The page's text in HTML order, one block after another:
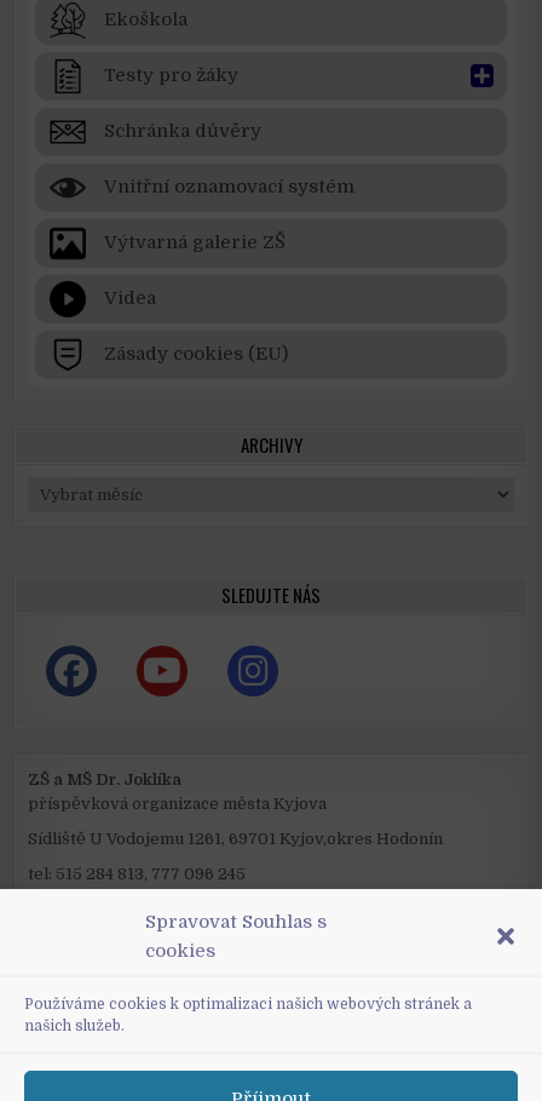
Spravovat Souhlas s
cookies
Používáme cookies k optimalizaci našich webových stránek a
našich služeb.
Ekoškola
Testy pro žáky
Schránka důvěry
Vnitřní oznamovací systém
Výtvarná galerie ZŠ
Videa
Zásady cookies (EU)
ARCHIVY
Archivy
SLEDUJTE NÁS
ZŠ a MŠ Dr. Joklíka
příspěvková organizace města Kyjova
Sídliště U Vodojemu 1261, 69701 Kyjov,okres Hodonín
tel: 515 284 813, 777 096 245